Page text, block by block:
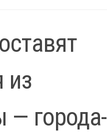
из
— города-